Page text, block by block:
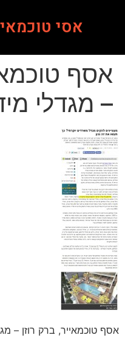
אסי
אסף
– מגדלי
אסף טוכמאייר, ברק רוזן –